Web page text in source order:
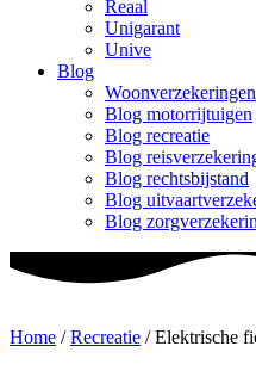
Reaal
Unigarant
Unive
Blog
Woonverzekeringen
Blog motorrijtuigen
Blog recreatie
Blog
Blog rechtsbijstand
Blog
Blog
Home /Recreatie /Elektrische